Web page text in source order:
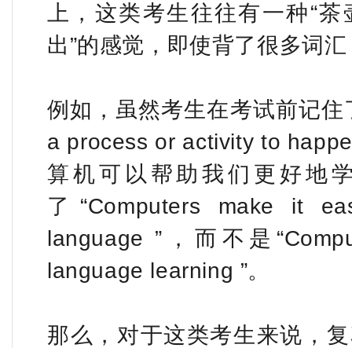
上，这类考生往往有一种“
出”的感觉，即使背了很多词
例如，虽然考生在考试前记
a process or activity to
算机可以帮助我们更好地
了“Computers make it
language ”，而不是
language learning ”。
那么，对于这类考生来说，